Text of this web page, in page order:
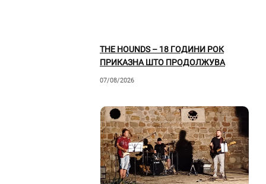
THE HOUNDS – 18 ГОДИНИ РОК
ПРИКАЗНА ШТО ПРОДОЛЖУВА
07/08/2026